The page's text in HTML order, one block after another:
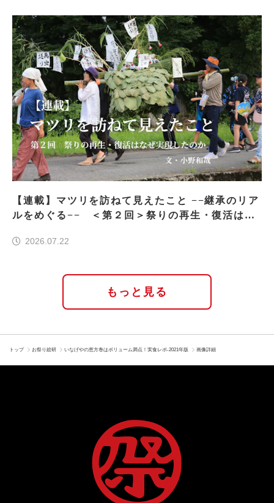
【連載】マツリを訪ねて見えたこと −−継承のリア
ルをめぐる−− ＜第２回＞祭りの再生・復活はな
2026.07.22
もっと見る
トップ お祭り総研 いなげやの恵方巻はボリューム満点！実食レポ-2021年版 画像詳細